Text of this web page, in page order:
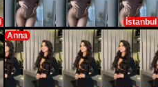
İstanbul
Anna